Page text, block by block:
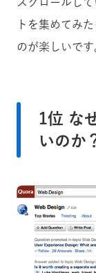
トを集めてみ
のが楽しいです
1位 な
いのか